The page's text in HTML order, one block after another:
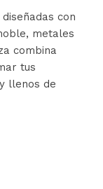
con
metales
combina
tus
llenos de